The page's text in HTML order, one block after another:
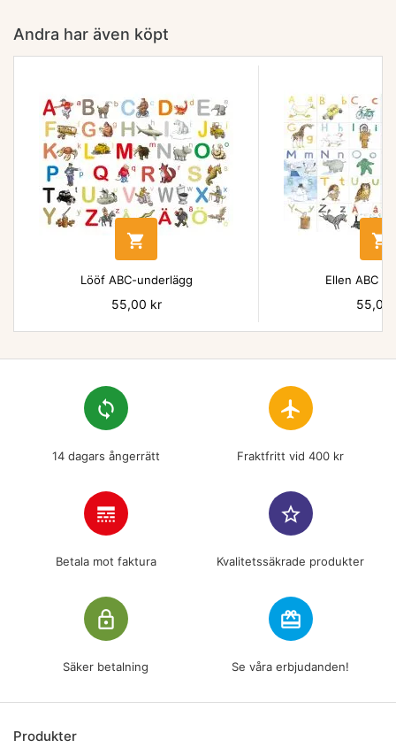
Andra har även köpt

Lööf ABC-underlägg
Pris
55,00 kr

Ellen ABC
Pris
55,00
loop
14 dagars ångerrätt
flight
Fraktfritt vid 400 kr
line_style
Betala mot faktura
star_border
Kvalitetssäkrade produkter
lock_outline
Säker betalning
redeem
Se våra erbjudanden!
Produkter